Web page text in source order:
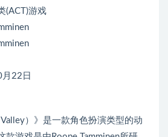
(ACT)游戏
22日
）》是一款角色扮演类型的动